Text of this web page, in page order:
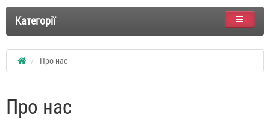
Категорії
Про нас
Про нас